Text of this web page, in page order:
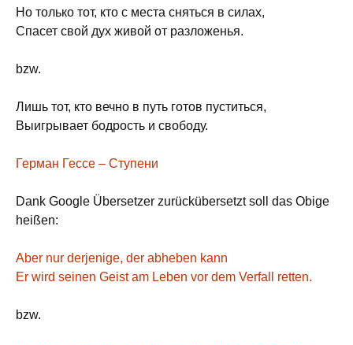
Но только тот, кто с места сняться в силах,
Спасет свой дух живой от разложенья.
bzw.
Лишь тот, кто вечно в путь готов пуститься,
Выигрывает бодрость и свободу.
Герман Гессе – Ступени
Dank Google Übersetzer zurückübersetzt soll das Obige
heißen:
Aber nur derjenige, der abheben kann
Er wird seinen Geist am Leben vor dem Verfall retten.
bzw.